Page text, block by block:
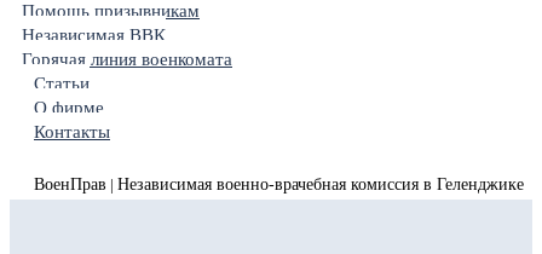
Помощь призывникам
Независимая ВВК
Горячая линия военкомата
Статьи
О фирме
Контакты
ВоенПрав Независимая военно-врачебная комиссия в Геленджике